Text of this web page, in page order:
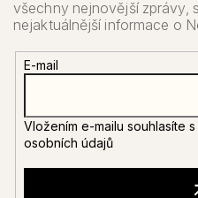
E-mail
Vložením e-mailu souhlasíte s
osobních údajů